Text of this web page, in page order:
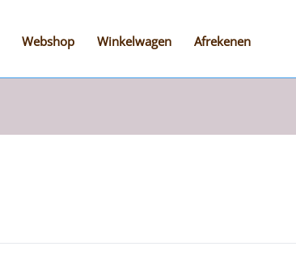
Webshop Winkelwagen Afrekenen